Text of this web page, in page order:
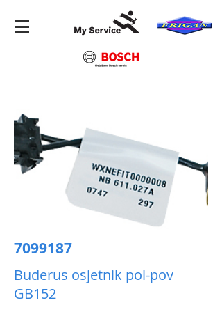
7099187
Buderus osjetnik pol-pov
GB152